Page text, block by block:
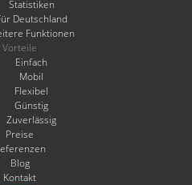
Statistiken
Deutschland
Funktionen
Vorteile
Einfach
Mobil
Flexibel
Günstig
Zuverlässig
Preise
Blog
Kontakt